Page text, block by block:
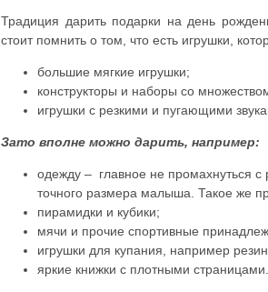
Традиция дарить подарки на день
стоит помнить о том, что есть игрушки,
большие мягкие игрушки;
конструкторы и наборы со
игрушки с резкими и пугающими
Зато вполне можно дарить, например:
одежду – главное не промахнуться с
точного размера малыша. Такое же
пирамидки и кубики;
мячи и прочие спортивные
игрушки для купания, например
яркие книжки с плотными страницами.